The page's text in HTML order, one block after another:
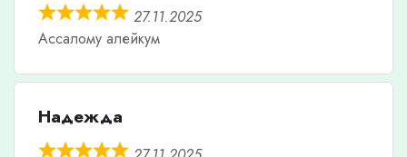
27.11.2025
Ассалому алейкум
Надежда